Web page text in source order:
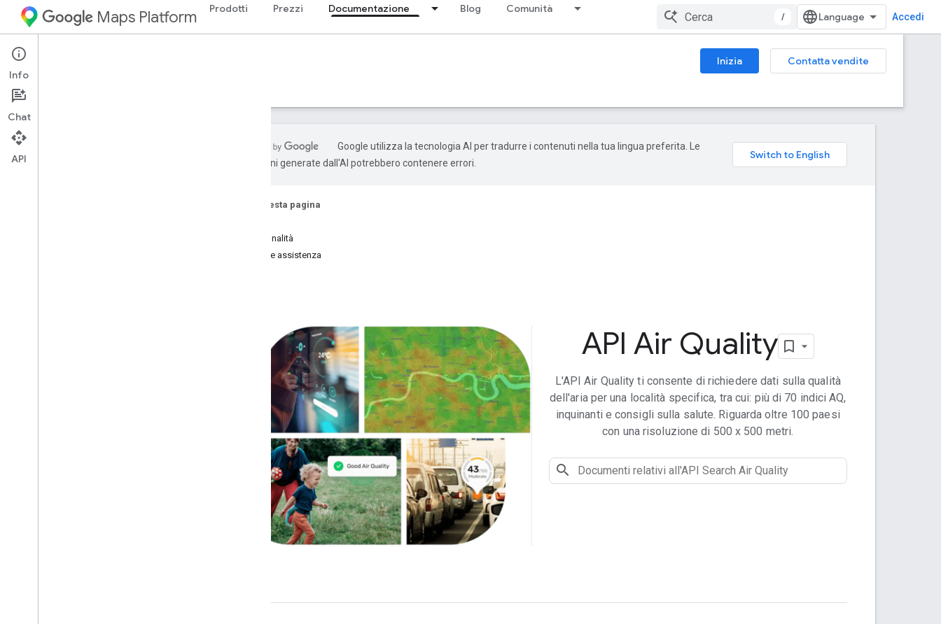
Maps Platform Prodotti Prezzi Documentazione Blog Comunità
/ Accedi
Environment Inizia
Contatta vendite
Guide
Google utilizza la tecnologia AI per tradurre i contenuti nella tua lingua preferita. Le
traduzioni generate dall'AI potrebbero contenere errori.
Su questa pagina
Funzionalità
Guida e assistenza
API Air Quality
L'API Air Quality ti consente di richiedere dati sulla qualità
dell'aria per una località specifica, tra cui: più di 70 indici AQ,
inquinanti e consigli sulla salute. Riguarda oltre 100 paesi
con una risoluzione di 500 x 500 metri.
Info
Chat
API